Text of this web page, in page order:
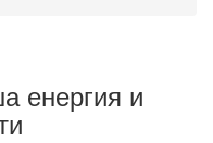
енергия и